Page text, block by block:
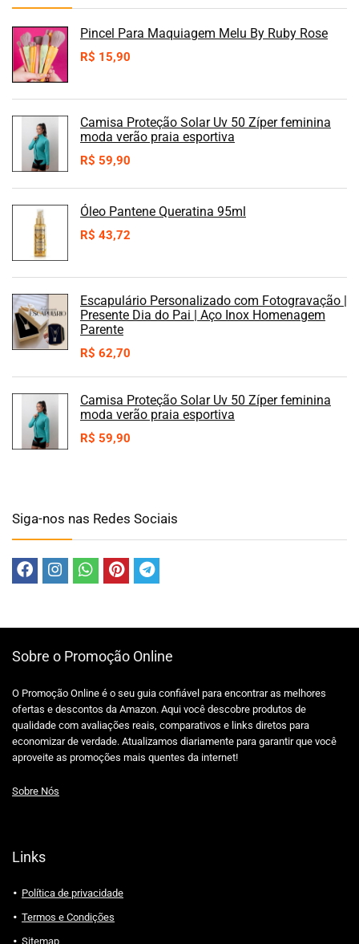
Pincel Para Maquiagem Melu By Ruby Rose
R$ 15,90
Camisa Proteção Solar Uv 50 Zíper feminina
moda verão praia esportiva
R$ 59,90
Óleo Pantene Queratina 95ml
R$ 43,72
Escapulário Personalizado com Fotogravação |
Presente Dia do Pai | Aço Inox Homenagem
Parente
R$ 62,70
Camisa Proteção Solar Uv 50 Zíper feminina
moda verão praia esportiva
R$ 59,90
Siga-nos nas Redes Sociais
Sobre o Promoção Online
O Promoção Online é o seu guia confiável para encontrar as melhores
ofertas e descontos da Amazon. Aqui você descobre produtos de
qualidade com avaliações reais, comparativos e links diretos para
economizar de verdade. Atualizamos diariamente para garantir que você
aproveite as promoções mais quentes da internet!
Sobre Nós
Links
Política de privacidade
Termos e Condições
Sitemap